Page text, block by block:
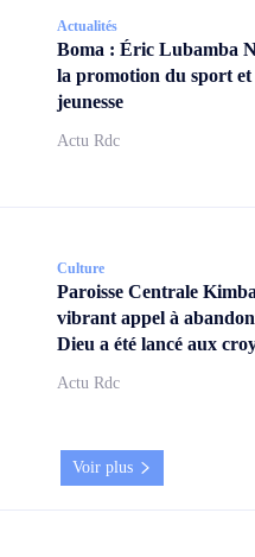
Actualités
Boma : Éric Lubamba
la promotion du sport et
jeunesse
Actu Rdc
Culture
Paroisse Centrale
vibrant appel à
Dieu a été lancé aux
Actu Rdc
Voir plus